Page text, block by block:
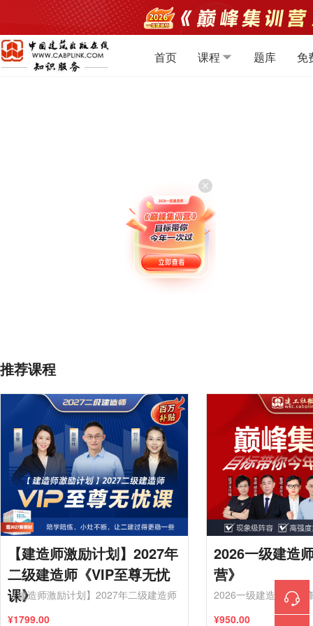
首页 课程 题库 免
推荐课程
【建造师激励计划】2027年
二级建造师《VIP至尊无忧
课》
【建造师激励计划】2027年二级建造师
¥1799.00
2026一级建造
营》
2026一级建造师《巅
¥950.00